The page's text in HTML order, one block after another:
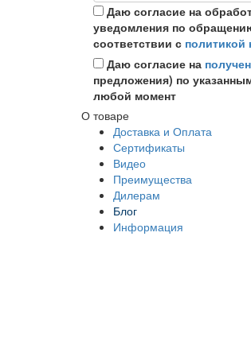
Даю согласие на
уведомления по
соответствии с политикой
Даю согласие на
предложения) по
любой момент
О товаре
Доставка и Оплата
Сертификаты
Видео
Преимущества
Дилерам
Блог
Информация